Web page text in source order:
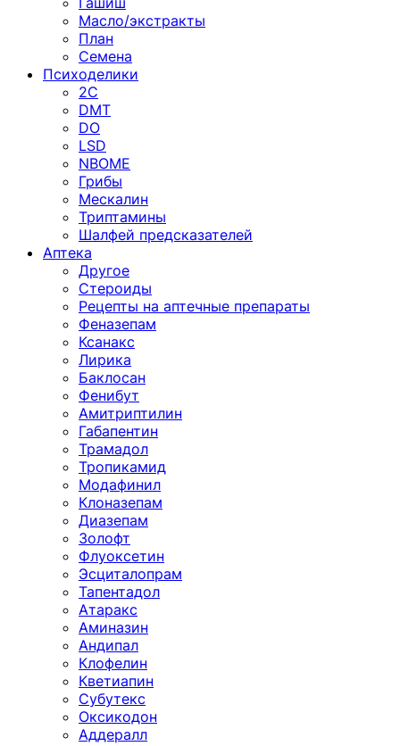
Масло/экстракты
План
Семена
Психоделики
2C
DMT
DO
LSD
NBOME
Грибы
Мескалин
Триптамины
Шалфей предсказателей
Аптека
Другое
Стероиды
Рецепты на аптечные препараты
Феназепам
Ксанакс
Лирика
Баклосан
Фенибут
Амитриптилин
Габапентин
Трамадол
Тропикамид
Модафинил
Клоназепам
Диазепам
Золофт
Флуоксетин
Эсциталопрам
Тапентадол
Атаракс
Аминазин
Андипал
Клофелин
Кветиапин
Субутекс
Оксикодон
Аддералл